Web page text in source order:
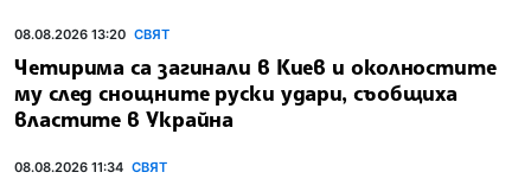
08.08.2026 13:20 СВЯТ
Четирима са загинали в Киев и околностите
му след снощните руски удари, съобщиха
властите в Украйна
08.08.2026 11:34 СВЯТ